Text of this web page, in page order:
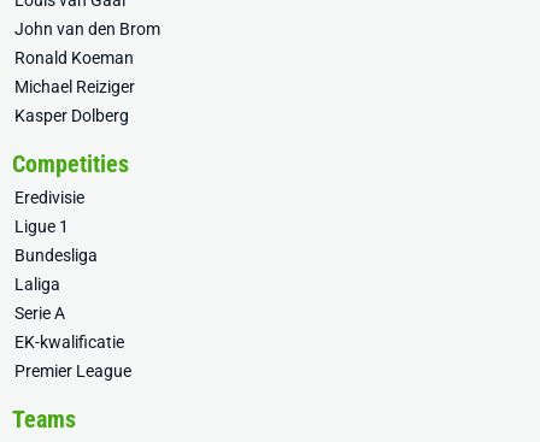
John van den Brom
Ronald Koeman
Michael Reiziger
Kasper Dolberg
Competities
Eredivisie
Ligue 1
Bundesliga
Laliga
Serie A
EK-kwalificatie
Premier League
Teams